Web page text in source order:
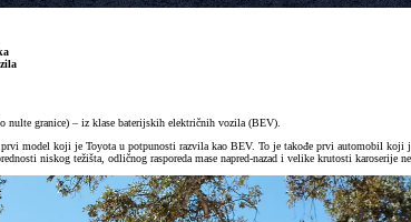
nulte granice) – iz klase baterijskih električnih vozila (BEV).
model koji je Toyota u potpunosti razvila kao BEV. To je takođe prvi automobil
niskog težišta, odličnog rasporeda mase napred-nazad i velike krutosti karoserije